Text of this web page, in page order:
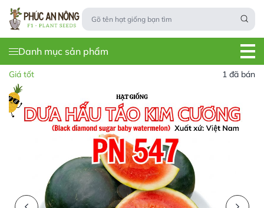
Danh mục sản phẩm
Giá tốt 1 đã bán